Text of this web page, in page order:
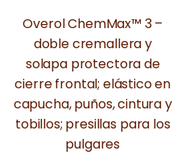
Overol ChemMax™ 3 –
doble cremallera y
solapa protectora de
cierre frontal; elástico en
capucha, puños, cintura y
tobillos; presillas para los
pulgares